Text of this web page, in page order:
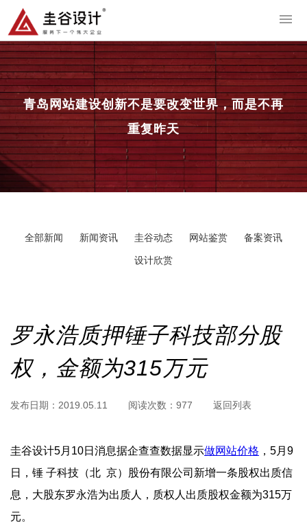
青岛网站建设创新不是要改变世界，而是不再
重复昨天
全部新闻 新闻资讯 圭谷动态 网站鉴赏 备案资讯
设计欣赏
罗永浩质押锤子科技部分股
权，金额为315万元
发布日期： 2019.05.11 阅读次数： 977 返回列表
圭谷设计5月10日消息据企查查数据显示做网站价格 ，5月9
日，锤  子科技（北  京）股份有限公司新增一条股权出质信
息，大股东罗永浩为出 质人，质权人出质股权金额为315万
元。